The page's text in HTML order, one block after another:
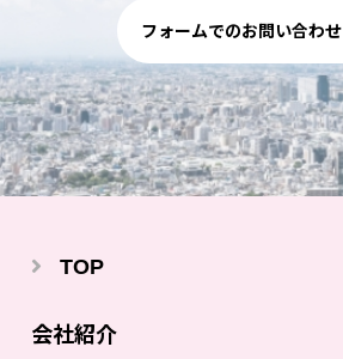
フォームでのお問い合わせ
TOP
会社紹介